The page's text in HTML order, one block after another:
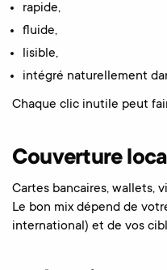
rapide,
fluide,
lisible,
intégré naturellement
Chaque clic inutile peut
Couverture
Cartes bancaires, wallets,
Le bon mix dépend de
international) et de vos